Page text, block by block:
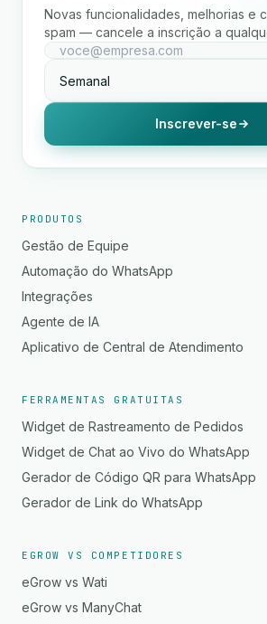
Novas funcionalidades, melhorias e
spam — cancele a inscrição a
Inscrever-se
PRODUTOS
Gestão de Equipe
Automação do WhatsApp
Integrações
Agente de IA
Aplicativo de Central de Atendimento
FERRAMENTAS GRATUITAS
Widget de Rastreamento de Pedidos
Widget de Chat ao Vivo do WhatsApp
Gerador de Código QR para WhatsApp
Gerador de Link do WhatsApp
EGROW VS COMPETIDORES
eGrow vs Wati
eGrow vs ManyChat